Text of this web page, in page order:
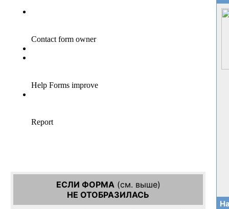
ЕСЛИ ФОРМА (см. выше)
НЕ ОТОБРАЗИЛАСЬ